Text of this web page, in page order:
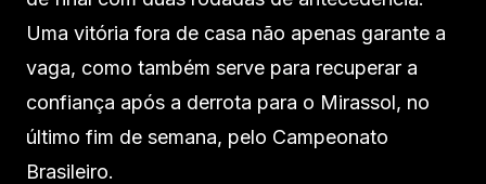
Uma vitória fora de casa não apenas garante a
vaga, como também serve para recuperar a
confiança após a derrota para o Mirassol, no
último fim de semana, pelo Campeonato
Brasileiro.